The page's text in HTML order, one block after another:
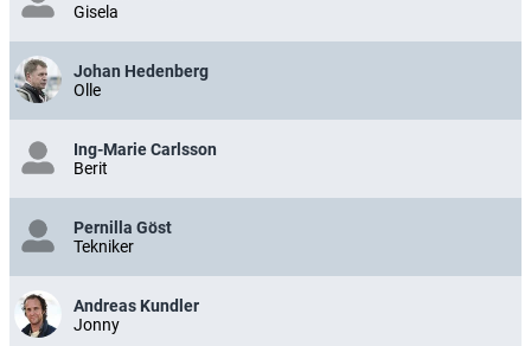
Gisela
Johan Hedenberg
Olle
Ing-Marie Carlsson
Berit
Pernilla Göst
Tekniker
Andreas Kundler
Jonny